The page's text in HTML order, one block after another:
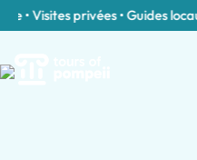
Visites privées • Guides locaux